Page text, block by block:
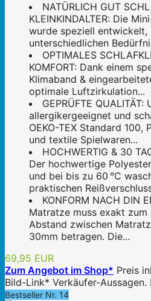
NATÜRLICH GUT
KLEINKINDALTER: Die
wurde speziell entwickelt,
unterschiedlichen
OPTIMALES
KOMFORT: Dank einem
Klimaband &
optimale Luftzirkulation...
GEPRÜFTE
allergikergeeignet und
OEKO-TEX Standard 100,
und textile Spielwaren...
HOCHWERTIG & 30
Der hochwertige
und bei bis zu 60 °C
praktischen
KONFORM NACH DIN
Matratze muss exakt
Abstand zwischen
30mm betragen. Die...
69,95 EUR
Zum Angebot im Shop* Preis
Bild-Link* Verkäufer-Aussagen.
Bestseller Nr. 14